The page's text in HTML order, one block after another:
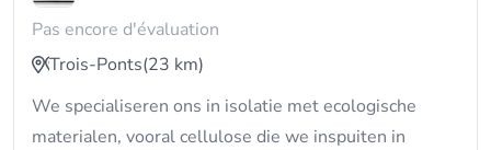
Pas encore d'évaluation
Trois-Ponts(23 km)
We specialiseren ons in isolatie met ecologische
materialen, vooral cellulose die we inspuiten in